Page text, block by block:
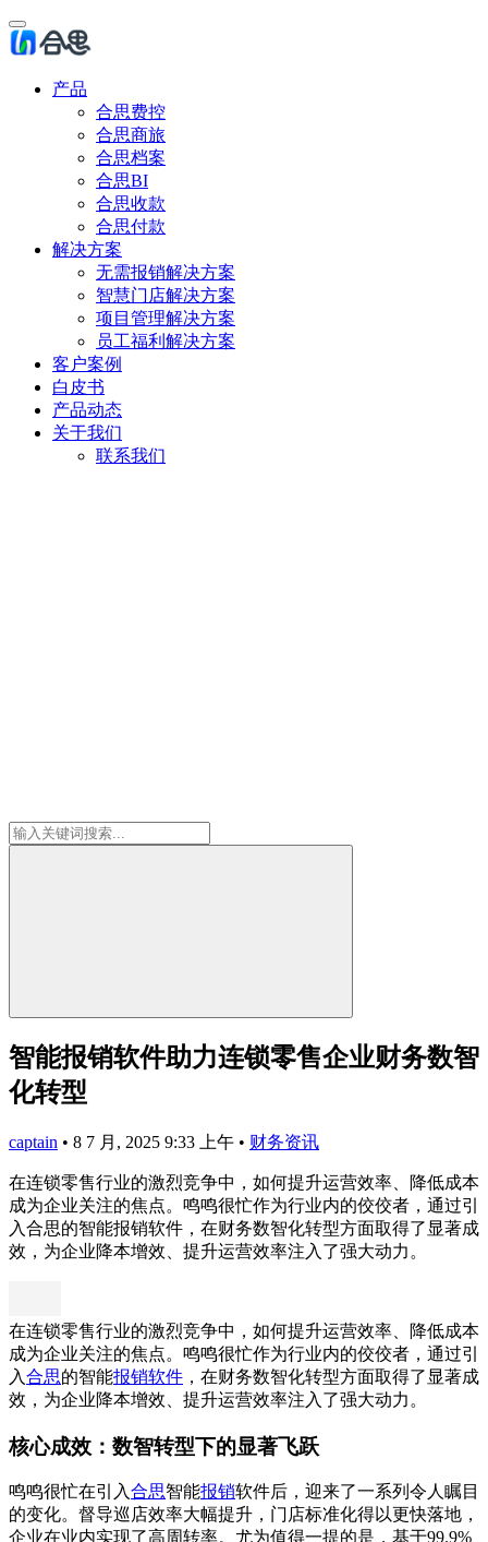
产品
合思费控
合思商旅
合思档案
合思BI
合思收款
合思付款
解决方案
无需报销解决方案
智慧门店解决方案
项目管理解决方案
员工福利解决方案
客户案例
白皮书
产品动态
关于我们
联系我们
智能报销软件助力连锁零售企业财务数智
化转型
captain • 8 7 月, 2025 9:33 上午 • 财务资讯
在连锁零售行业的激烈竞争中，如何提升运营效率、降低成本
成为企业关注的焦点。鸣鸣很忙作为行业内的佼佼者，通过引
入合思的智能报销软件，在财务数智化转型方面取得了显著成
效，为企业降本增效、提升运营效率注入了强大动力。
在连锁零售行业的激烈竞争中，如何提升运营效率、降低成本
成为企业关注的焦点。鸣鸣很忙作为行业内的佼佼者，通过引
入合思的智能报销软件 ，在财务数智化转型方面取得了显著成
效，为企业降本增效、提升运营效率注入了强大动力。
核心成效：数智转型下的显著飞跃
鸣鸣很忙在引入合思智能报销软件后，迎来了一系列令人瞩目
的变化。督导巡店效率大幅提升，门店标准化得以更快落地，
企业在业内实现了高周转率。尤为值得一提的是，基于99.9%